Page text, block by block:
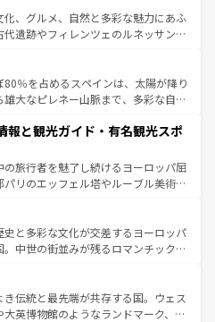
化、グルメ、自然と多彩な魅力にあふ
代遺跡やフィレンツェのルネッサンス
しい田園風景やアマルフィ海岸の絶
見逃せない。観光の合間には、本場の
品のイタリア料理を堪能することも
で、忘れられない旅をしてみよう！
情報は
80％を占めるスペインは、太陽が降り
大なピレネー山脈まで、多彩な自然
は、情熱的なフラメンコ、熱気あふ
しいタパスが生活の一部となってい
の洗練された雰囲気や、バルセロナの
ら、地方では古代ローマ遺跡や中世
土や気候が異なるスペインはその個
性で訪れる人を魅了する。 なお、新着のスペイン情報は コ
してほしい。
報と観光ガイド・有名観光スポ
の旅行者を魅了し続けるヨーロッパ屈
リのエッフェル塔やルーブル美術館
っている。華麗な宮殿、歴史的な大
、そして豊かな自然が、訪れる者を心
、フランスは美食の国としても知ら
祥地であるランス、プロヴァンスの
など、多彩な楽しみ方が可能だ。さ
域にも魅力が溢れており、どの街角に
史と多彩な文化が交差するヨーロッパ
中世の街並みが残るロマンチック街
こを歩いても飽きることがない。ベ
バイエルン州のアルプスの絶景、そ
ワイン畑といった風景は必見。ビール
伝統と最先端が共存する国。ウェス
大英博物館のようなランドマーク、歴